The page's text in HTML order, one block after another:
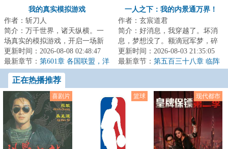
德真仙
我的真实模拟游戏
作者：斩刀人
简介：万千世界，诸天纵横。一
场真实的模拟游戏，开启一场新
的人生。年的世界，当别人都在
下海经商，当二...
更新时间：2026-08-08 02:48:47
最新章节： 第601章 各国联盟，洋
人的插手
一人之下：我的内景通万界！
作者：玄宸道君
简介：好消息，我穿越了。坏消
息，梦想没了。额滴冠军梦，碎
咧！好消息，自己这具身体觉醒
成为了异人。坏...
更新时间：2026-08-03 21:35:05
最新章节： 第五百三十八章 临阵
正在热播推荐
喜剧片 篮球 现代都市